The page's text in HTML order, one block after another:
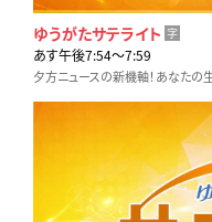
ゆうがたサテライト 字
あす午後7:54〜7:59